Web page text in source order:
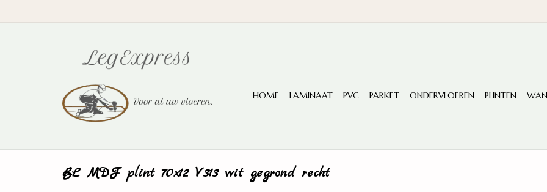
HOME LAMINAAT PVC PARKET ONDERVLOEREN PLINTEN
BL MDF plint 70x12 V313 wit gegrond recht